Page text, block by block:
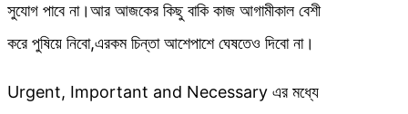
সুযোগ পাবে না।আর আজকের কিছু বাকি কাজ আগামীকাল বেশী
করে পুষিয়ে নিবো,এরকম চিন্তা আশেপাশে ঘেষতেও দিবো না।
Urgent, Important and Necessary এর মধ্যে